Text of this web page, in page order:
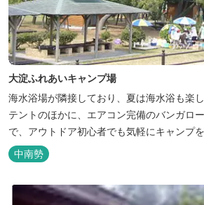
大淀ふれあいキャンプ場
海水浴場が隣接しており、夏は海水浴も楽
テントのほかに、エアコン完備のバンガロ
で、アウトドア初心者でも気軽にキャンプ
水道、冷水シャワー、温水シャワー（有料
場、水洗トイレ、毛布（有料）、駐車場（
利用の場合は有料）完備しています。
中南勢